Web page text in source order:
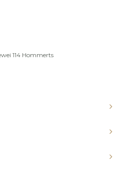
114 Hommerts